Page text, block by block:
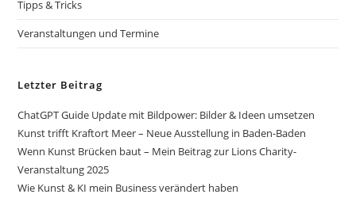
Tipps & Tricks
Veranstaltungen und Termine
Letzter Beitrag
ChatGPT Guide Update mit Bildpower: Bilder & Ideen umsetzen
Kunst trifft Kraftort Meer – Neue Ausstellung in Baden-Baden
Wenn Kunst Brücken baut – Mein Beitrag zur Lions Charity-
Veranstaltung 2025
Wie Kunst & KI mein Business verändert haben